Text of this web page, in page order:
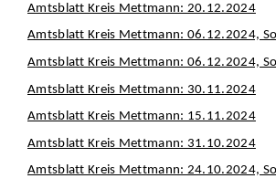
Amtsblatt Kreis Mettmann: 20.12.2024
Amtsblatt Kreis Mettmann: 06.12.2024,
Amtsblatt Kreis Mettmann: 06.12.2024,
Amtsblatt Kreis Mettmann: 30.11.2024
Amtsblatt Kreis Mettmann: 15.11.2024
Amtsblatt Kreis Mettmann: 31.10.2024
Amtsblatt Kreis Mettmann: 24.10.2024,